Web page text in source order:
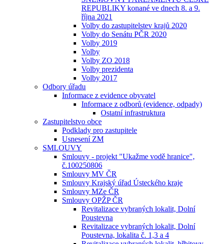
REPUBLIKY konané ve dnech 8. a 9.
října 2021
Volby do zastupitelstev krajů 2020
Volby do Senátu PČR 2020
Volby 2019
Volby
Volby ZO 2018
Volby prezidenta
Volby 2017
Odbory úřadu
Informace z evidence obyvatel
Informace z odborů (evidence, odpady)
Ostatní infrastruktura
Zastupitelstvo obce
Podklady pro zastupitele
Usnesení ZM
SMLOUVY
Smlouvy - projekt "Ukažme vodě hranice",
č.100250806
Smlouvy MV ČR
Smlouvy Krajský úřad Ústeckého kraje
Smlouvy MZe ČR
Smlouvy OPŽP ČR
Revitalizace vybraných lokalit, Dolní
Poustevna
Revitalizace vybraných lokalit, Dolní
Poustevna, lokalita č. 1,3 a 4